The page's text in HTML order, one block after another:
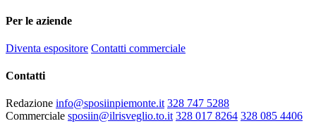
Per le aziende
Diventa espositore Contatti commerciale
Contatti
Redazione info@sposiinpiemonte.it 328 747 5288
Commerciale sposiin@ilrisveglio.to.it 328 017 8264 328 085 4406